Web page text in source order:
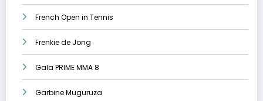
French Open in Tennis
Frenkie de Jong
Gala PRIME MMA 8
Garbine Muguruza